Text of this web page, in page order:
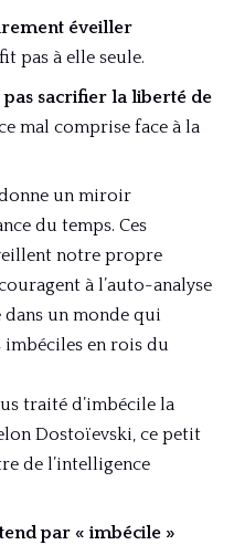
éveiller
pas à elle seule.
pas sacrifier la liberté de
mal comprise face à la
un miroir
du temps. Ces
notre propre
à l’auto-analyse
un monde qui
en rois du
traité d’imbécile la
Dostoïevski, ce petit
de l’intelligence
par « imbécile »